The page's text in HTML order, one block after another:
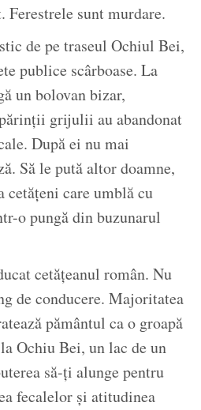
sunt murdare.
de pe traseul Ochiul Bei,
publice scârboase. La
un bolovan bizar,
grijulii au abandonat
După ei nu mai
Să le pută altor doamne,
care umblă cu
o pungă din buzunarul
cetățeanul român. Nu
de conducere. Majoritatea
pământul ca o groapă
Ochiu Bei, un lac de un
să-ți alunge pentru
fecalelor și atitudinea